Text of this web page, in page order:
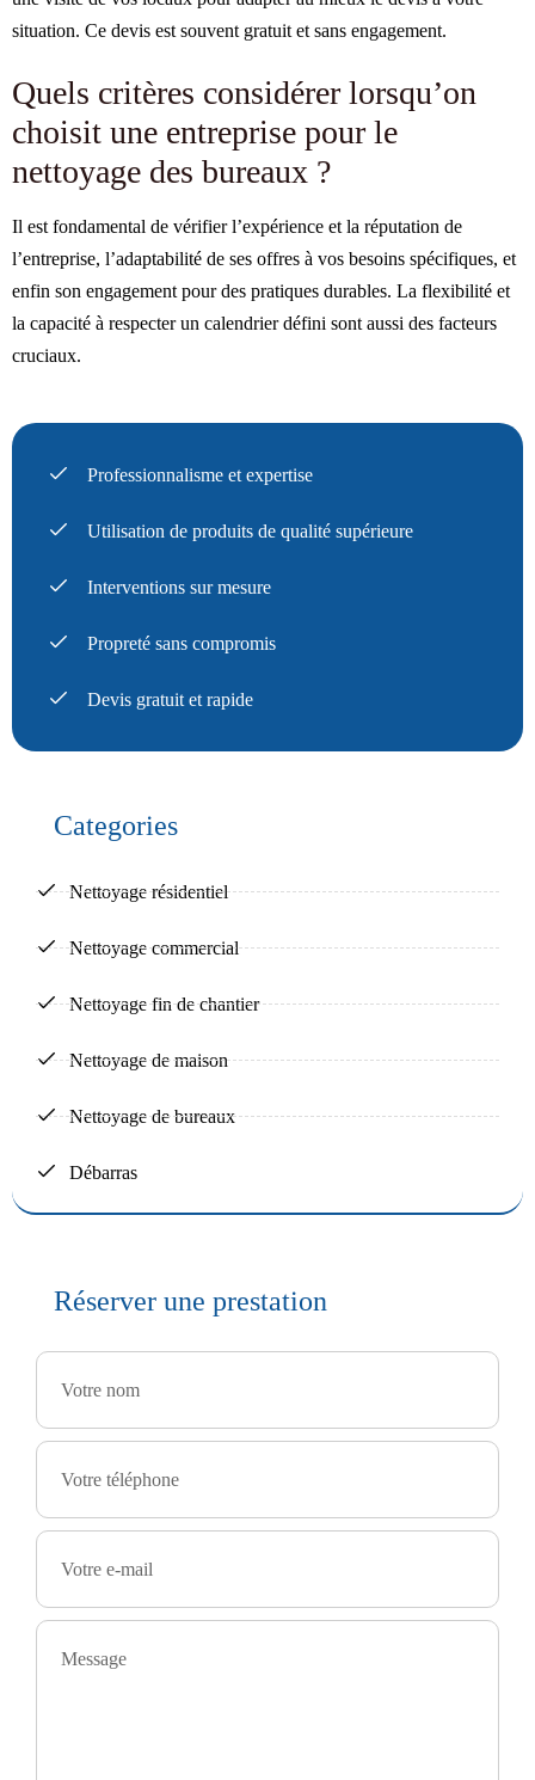
situation. Ce devis est souvent gratuit et sans engagement.
Quels critères considérer lorsqu’on
choisit une entreprise pour le
nettoyage des bureaux ?
Il est fondamental de vérifier l’expérience et la réputation de
l’entreprise, l’adaptabilité de ses offres à vos besoins spécifiques, et
enfin son engagement pour des pratiques durables. La flexibilité et
la capacité à respecter un calendrier défini sont aussi des facteurs
cruciaux.
Professionnalisme et expertise
Utilisation de produits de qualité supérieure
Interventions sur mesure
Propreté sans compromis
Devis gratuit et rapide
Categories
Nettoyage résidentiel
Nettoyage commercial
Nettoyage fin de chantier
Nettoyage de maison
Nettoyage de bureaux
Débarras
Réserver une prestation